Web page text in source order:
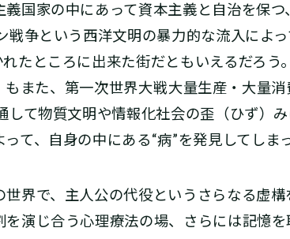
国家の中にあって資本主義と自治を保つ
争という西洋文明の暴力的な流入によ
たところに出来た街だともいえるだろう
また、第一次世界大戦――大量生産・大量
て物質文明や情報化社会の歪（ひず）
て、自身の中にある“病”を発見してしま
界で、主人公の代役というさらなる虚構
演じ合う心理療法の場、さらには記憶